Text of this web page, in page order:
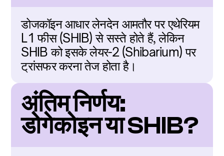
डोजकॉइन आधार लेनदेन आमतौर पर एथेरियम
L1 फीस (SHIB) से सस्ते होते हैं, लेकिन
SHIB को इसके लेयर-2 (Shibarium) पर
ट्रांसफर करना तेज होता है।
अंतिम निर्णय:
डोगेकोइन या SHIB?